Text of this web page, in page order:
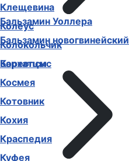
Бальзамин Уоллера
Бальзамин новогвинейский
Бархатцы
Клещевина
Колеус
Колокольчик
Кореопсис
Космея
Котовник
Кохия
Краспедия
Куфея